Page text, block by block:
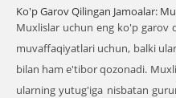
Ko'p Garov Qilingan Jamoalar:
Muxlislar uchun eng ko'p garov
muvaffaqiyatlari uchun, balki
bilan ham e'tibor qozonadi.
ularning yutug'iga nisbatan